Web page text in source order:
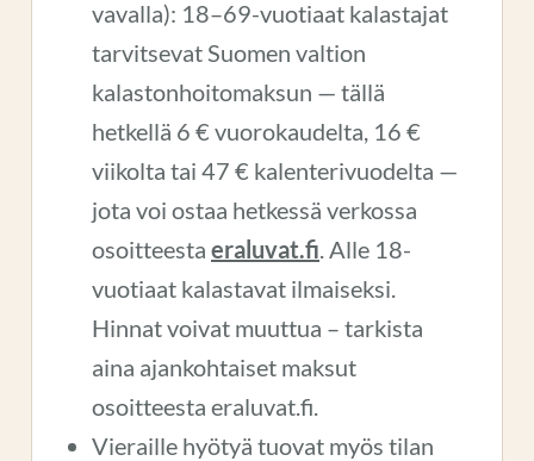
vavalla): 18–69-vuotiaat kalastajat
tarvitsevat Suomen valtion
kalastonhoitomaksun — tällä
hetkellä 6 € vuorokaudelta, 16 €
viikolta tai 47 € kalenterivuodelta —
jota voi ostaa hetkessä verkossa
osoitteesta eraluvat.fi. Alle 18-
vuotiaat kalastavat ilmaiseksi.
Hinnat voivat muuttua – tarkista
aina ajankohtaiset maksut
osoitteesta eraluvat.fi.
Vieraille hyötyä tuovat myös tilan